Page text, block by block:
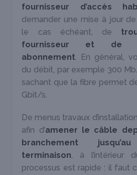
fournisseur d’accès
demander une mise à jour
le cas échéant, de
fournisseur et de
abonnement. En général,
du débit, par exemple 300
sachant que la fibre permet
Gbit/s.
De menus travaux
afin d’amener le câble
branchement
terminaison, à l’intérieur
processus est rapide : il faut